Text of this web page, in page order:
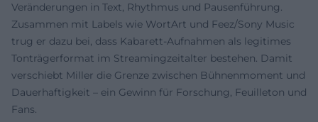
Veränderungen in Text, Rhythmus und Pausenführung.
Zusammen mit Labels wie WortArt und Feez/Sony Music
trug er dazu bei, dass Kabarett-Aufnahmen als legitimes
Tonträgerformat im Streamingzeitalter bestehen. Damit
verschiebt Miller die Grenze zwischen Bühnenmoment und
Dauerhaftigkeit – ein Gewinn für Forschung, Feuilleton und
Fans.